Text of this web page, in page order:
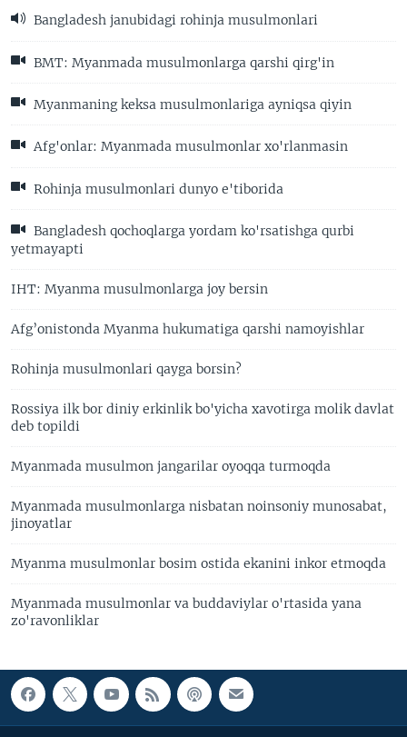
Bangladesh janubidagi rohinja musulmonlari
BMT: Myanmada musulmonlarga qarshi qirg'in
Myanmaning keksa musulmonlariga ayniqsa qiyin
Afg'onlar: Myanmada musulmonlar xo'rlanmasin
Rohinja musulmonlari dunyo e'tiborida
Bangladesh qochoqlarga yordam ko'rsatishga qurbi
yetmayapti
IHT: Myanma musulmonlarga joy bersin
Afg’onistonda Myanma hukumatiga qarshi namoyishlar
Rohinja musulmonlari qayga borsin?
Rossiya ilk bor diniy erkinlik bo'yicha xavotirga molik davlat
deb topildi
Myanmada musulmon jangarilar oyoqqa turmoqda
Myanmada musulmonlarga nisbatan noinsoniy munosabat,
jinoyatlar
Myanma musulmonlar bosim ostida ekanini inkor etmoqda
Myanmada musulmonlar va buddaviylar o'rtasida yana
zo'ravonliklar